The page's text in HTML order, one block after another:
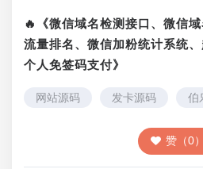
🔥《微信域名检测接口、微信
流量排名、微信加粉统计系统、
个人免签码支付》
网站源码 发卡源码 伯
赞（0）